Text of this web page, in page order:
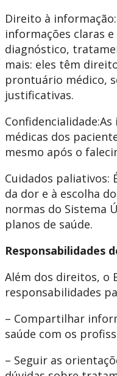
Direito à
informações claras
diagnóstico,
mais: eles têm
prontuário médico,
justificativas.
médicas dos
mesmo após o
Cuidados paliativos:
da dor e à escolha
normas do Sistema
planos de saúde.
Responsabilidades
Além dos direitos, o
responsabilidades
– Compartilhar
saúde com os
– Seguir as